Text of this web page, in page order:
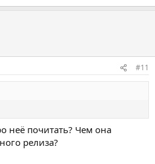
#11
неё почитать? Чем она
релиза?